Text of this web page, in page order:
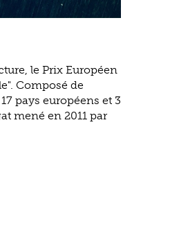
le Prix Européen
Composé de
pays européens et 3
mené en 2011 par